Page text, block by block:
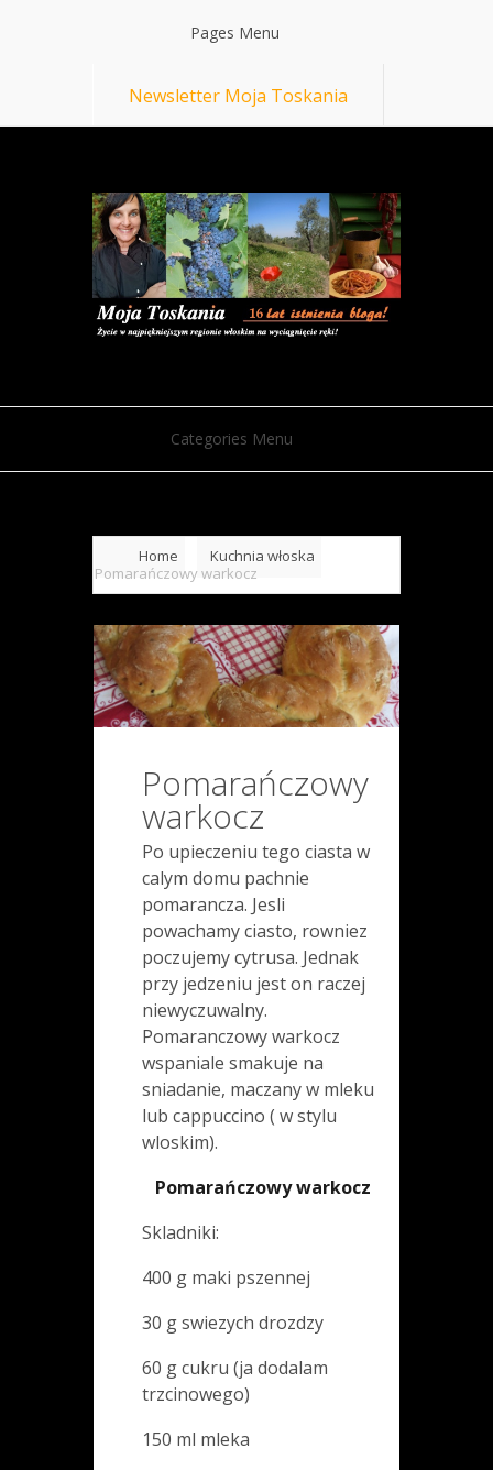
Pages Menu
Newsletter Moja Toskania
Categories Menu
Home
Kuchnia włoska
Pomarańczowy warkocz
Pomarańczowy
warkocz
Po upieczeniu tego ciasta w
calym domu pachnie
pomarancza. Jesli
powachamy ciasto, rowniez
poczujemy cytrusa. Jednak
przy jedzeniu jest on raczej
niewyczuwalny.
Pomaranczowy warkocz
wspaniale smakuje na
sniadanie, maczany w mleku
lub cappuccino ( w stylu
wloskim).
Pomarańczowy warkocz
Skladniki:
400 g maki pszennej
30 g swiezych drozdzy
60 g cukru (ja dodalam
trzcinowego)
150 ml mleka